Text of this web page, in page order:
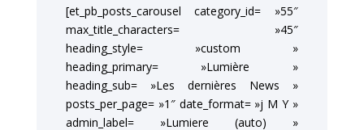
[et_pb_posts_carousel category_id= »55″
max_title_characters= »45″
heading_style= »custom »
heading_primary= »Lumière »
heading_sub= »Les dernières News »
posts_per_page= »1″ date_format= »j M Y »
admin_label= »Lumiere (auto) »